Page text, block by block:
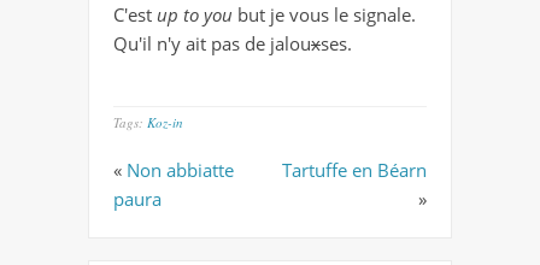
C'est up to you but je vous le signale.
Qu'il n'y ait pas de jalouxses.
Tags: Koz-in
« Non abbiatte
paura
Tartuffe en Béarn
»